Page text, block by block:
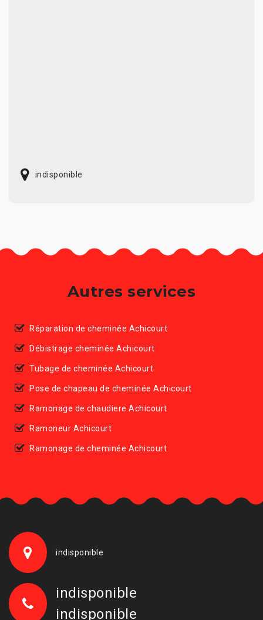
indisponible
Autres services
Réparation de cheminée Achicourt
Débistrage cheminée Achicourt
Tubage de cheminée Achicourt
Pose de chapeau de cheminée Achicourt
Ramonage de chaudiere Achicourt
Ramoneur Achicourt
Ramonage de cheminée Achicourt
indisponible
indisponible
indisponible